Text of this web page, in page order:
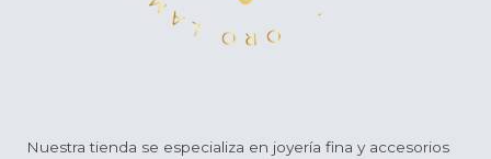
Nuestra tienda se especializa en joyería fina y accesorios